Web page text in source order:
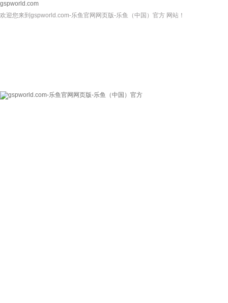
gspworld.com
欢迎您来到gspworld.com-乐鱼官网网页版-乐鱼（中国）官方 网站！
gspworld.com-乐